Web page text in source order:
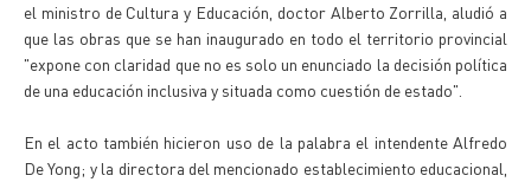
el ministro de Cultura y Educación, doctor Alberto Zorrilla, aludió a
que las obras que se han inaugurado en todo el territorio provincial
"expone con claridad que no es solo un enunciado la decisión política
de una educación inclusiva y situada como cuestión de estado".
En el acto también hicieron uso de la palabra el intendente Alfredo
De Yong; y la directora del mencionado establecimiento educacional,